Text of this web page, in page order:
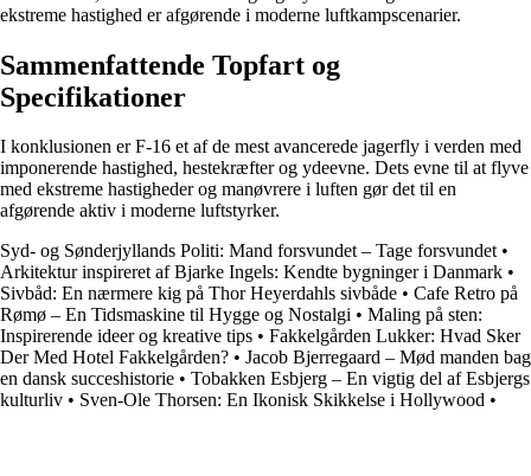
ekstreme hastighed er afgørende i moderne luftkampscenarier.
Sammenfattende Topfart og
Specifikationer
I konklusionen er F-16 et af de mest avancerede jagerfly i verden med
imponerende hastighed, hestekræfter og ydeevne. Dets evne til at flyve
med ekstreme hastigheder og manøvrere i luften gør det til en
afgørende aktiv i moderne luftstyrker.
Syd- og Sønderjyllands Politi: Mand forsvundet – Tage forsvundet•
Arkitektur inspireret af Bjarke Ingels: Kendte bygninger i Danmark •
Sivbåd: En nærmere kig på Thor Heyerdahls sivbåde • Cafe Retro på
Rømø – En Tidsmaskine til Hygge og Nostalgi • Maling på sten:
Inspirerende ideer og kreative tips • Fakkelgården Lukker: Hvad Sker
Der Med Hotel Fakkelgården? • Jacob Bjerregaard – Mød manden bag
en dansk succeshistorie • Tobakken Esbjerg – En vigtig del af Esbjergs
kulturliv • Sven-Ole Thorsen: En Ikonisk Skikkelse i Hollywood •